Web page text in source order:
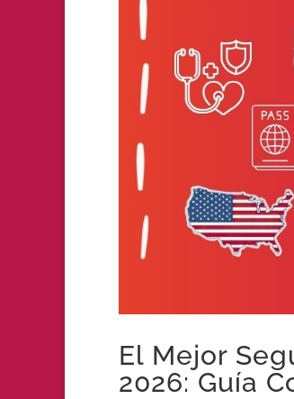
El Mejor
2026: Guía